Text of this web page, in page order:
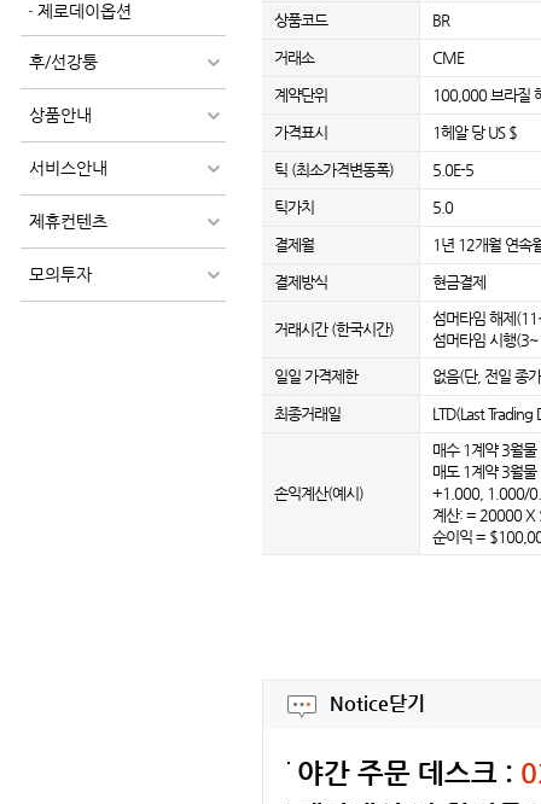
제로데이옵션
후/선강퉁
상품안내
서비스안내
제휴컨텐츠
모의투자
상품코드 BR
거래소 CME
계약단위 100,000 브라질
가격표시 1헤알 당 US $
틱 (최소가격변동폭) 5.0E-5
틱가치 5.0
결제월 1년 12개월 연속
결제방식 현금결제
거래시간 (한국시간)
섬머타임 해제
섬머타임 시행
일일 가격제한
없음(단, 전일 종
최종거래일 LTD(Last Trading
손익계산(예시)
매수 1계약 3월
매도 1계약 3월
+1.000, 1.000/
계산: = 20000
순이익 =
Notice닫기
야간 주문 데스크 :